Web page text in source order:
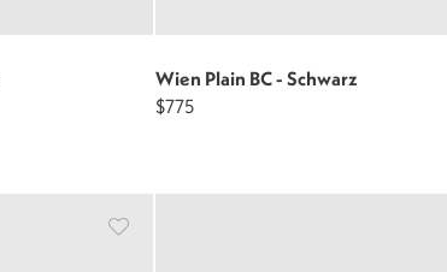
Wien Plain BC - Schwarz
$775